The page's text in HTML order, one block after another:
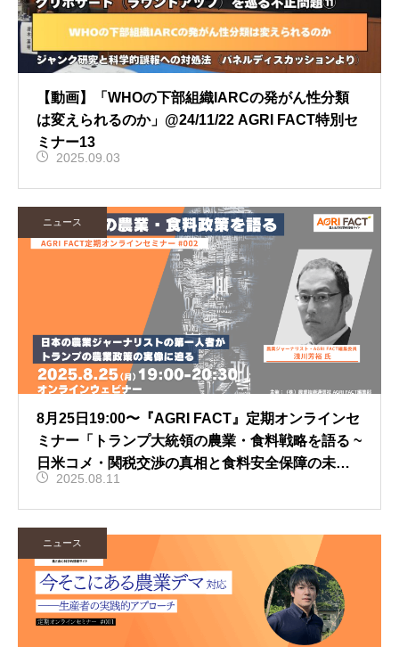
【動画】「WHOの下部組織IARCの発がん性分類
は変えられるのか」@24/11/22 AGRI FACT特別セ
ミナー13
2025.09.03
ニュース
8月25日19:00〜『AGRI FACT』定期オンラインセ
ミナー「トランプ大統領の農業・食料戦略を語る ~
日米コメ・関税交渉の真相と食料安全保障の未来
~」開催！
2025.08.11
ニュース